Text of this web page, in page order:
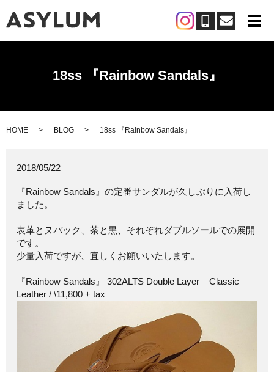
メ
18ss 『Rainbow Sandals』
HOME BLOG 18ss 『Rainbow Sandals』
2018/05/22
『Rainbow Sandals』の定番サンダルが久しぶりに入荷し
ました。
表革とヌバック、茶と黒、それぞれダブルソールでの展開
です。
少量入荷ですが、宜しくお願いいたします。
『Rainbow Sandals』 302ALTS Double Layer – Classic
Leather / \11,800 + tax